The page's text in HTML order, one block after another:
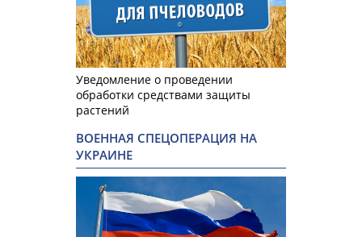
Уведомление о проведении
обработки средствами защиты
растений
ВОЕННАЯ СПЕЦОПЕРАЦИЯ НА
УКРАИНЕ